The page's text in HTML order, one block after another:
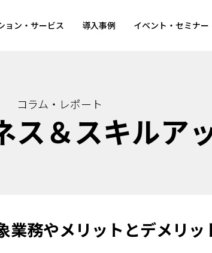
ョン・サービス 導入事例 イベント・セミナー
コラム・レポート
ス＆スキルア
業務やメリットとデメリ